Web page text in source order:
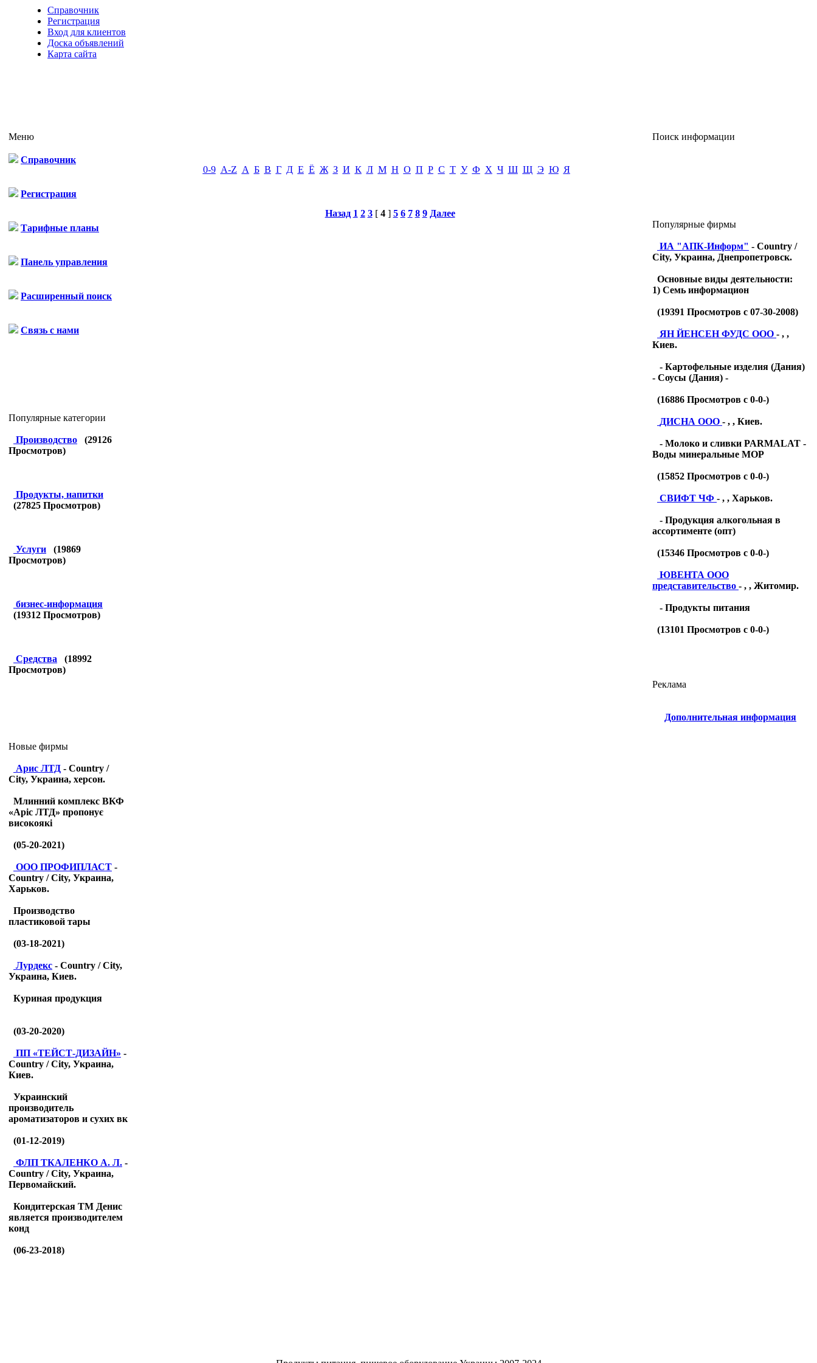
Справочник
Регистрация
Вход для клиентов
Доска объявлений
Карта сайта
Меню
Справочник
Регистрация
Тарифные планы
Панель управления
Расширенный поиск
Связь с нами
Популярные категории
Производство (29126
Просмотров)
Продукты, напитки
(27825 Просмотров)
Услуги (19869
Просмотров)
бизнес-информация
(19312 Просмотров)
Средства (18992
Просмотров)
Новые фирмы
Арис ЛТД - Country /
City, Украина, херсон.
Млинний комплекс ВКФ
«Аріс ЛТД» пропонує
високоякі
(05-20-2021)
ООО ПРОФИПЛАСТ -
Country / City, Украина,
Харьков.
Производство
пластиковой тары
(03-18-2021)
Лурдекс - Country / City,
Украина, Киев.
Куриная продукция
(03-20-2020)
ПП «ТЕЙСТ-ДИЗАЙН» -
Country / City, Украина,
Киев.
Украинский
производитель
ароматизаторов и сухих вк
(01-12-2019)
ФЛП ТКАЛЕНКО А. Л. -
Country / City, Украина,
Первомайский.
Кондитерская ТМ Денис
является производителем
конд
(06-23-2018)
0-9 A-Z А Б В Г Д Е Ё Ж З И К Л М Н О П Р С Т У Ф Х Ч Ш Щ Э Ю Я
Назад 1 2 3[ 4] 5 6 7 8 9 Далее
Поиск информации
Популярные фирмы
ИА "АПК-Информ" - Country /
City, Украина, Днепропетровск.
Основные виды деятельности:
1) Семь информацион
(19391 Просмотров с 07-30-2008)
ЯН ЙЕНСЕН ФУДС ООО - , ,
Киев.
- Картофельные изделия (Дания)
- Соусы (Дания) -
(16886 Просмотров с 0-0-)
ДИСНА ООО - , , Киев.
- Молоко и сливки PARMALAT -
Воды минеральные МОР
(15852 Просмотров с 0-0-)
СВИФТ ЧФ - , , Харьков.
- Продукция алкогольная в
ассортименте (опт)
(15346 Просмотров с 0-0-)
ЮВЕНТА ООО
представительство - , , Житомир.
- Продукты питания
(13101 Просмотров с 0-0-)
Реклама
Дополнительная информация